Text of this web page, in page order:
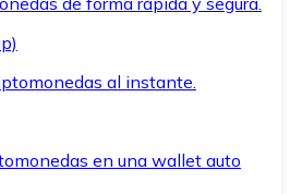
al instante.
en una wallet auto